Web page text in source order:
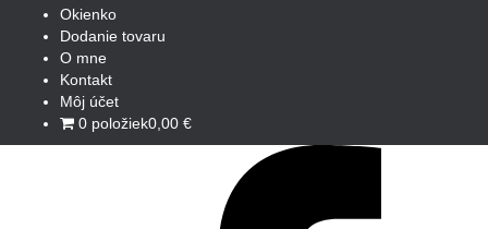
Okienko
Dodanie tovaru
O mne
Kontakt
Môj účet
0 položiek0,00 €